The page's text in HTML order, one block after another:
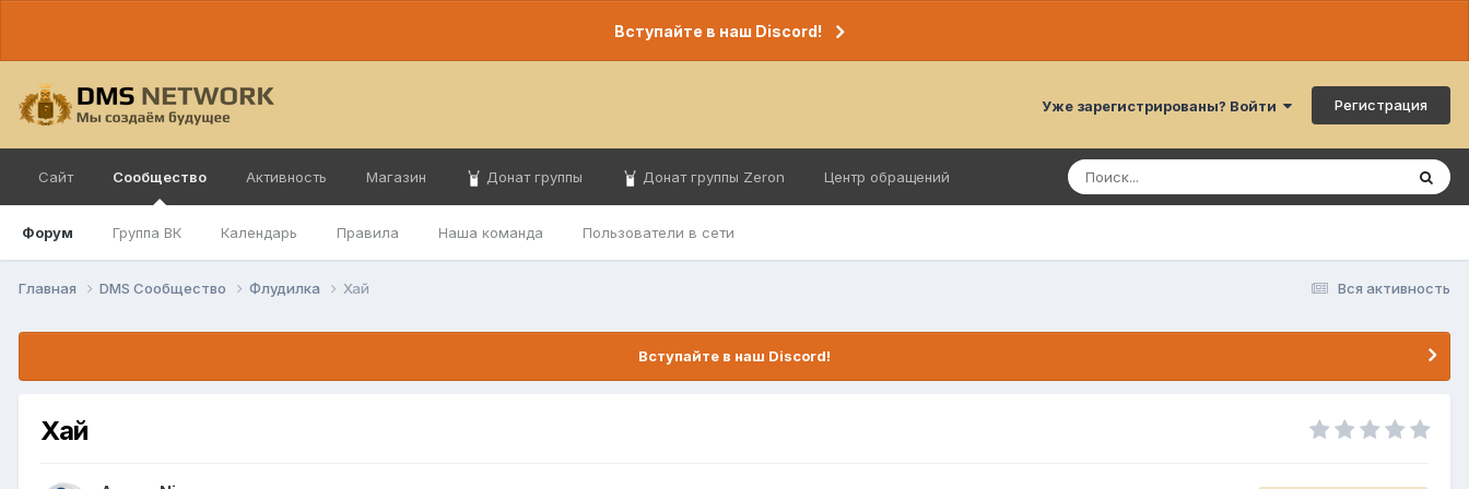
Вступайте в наш Discord!
Уже зарегистрированы? Войти Регистрация
Сайт Сообщество
Форум Группа ВК Календарь Правила Наша команда Пользователи в сети
Активность Магазин Донат группы Донат группы Zeron Центр обращений
Вся активность
Главная DMS Сообщество Флудилка Хай
Вступайте в наш Discord!
Хай